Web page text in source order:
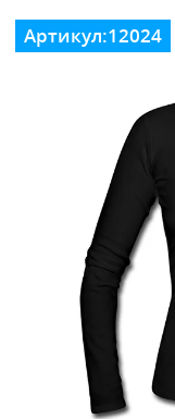
Артикул:12024